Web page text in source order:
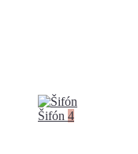
Šifón 4